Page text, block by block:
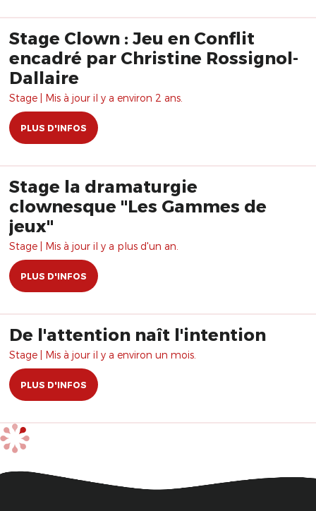
Stage Clown : Jeu en Conflit
encadré par Christine Rossignol-
Dallaire
Stage | Mis à jour il y a environ 2 ans.
PLUS D'INFOS
Stage la dramaturgie
clownesque "Les Gammes de
jeux"
Stage | Mis à jour il y a plus d'un an.
PLUS D'INFOS
De l'attention naît l'intention
Stage | Mis à jour il y a environ un mois.
PLUS D'INFOS